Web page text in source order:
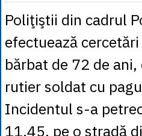
Poliţiştii din cadrul
efectuează
bărbat de 72 de
rutier soldat cu
Incidentul s-a
11.45, pe o stradă